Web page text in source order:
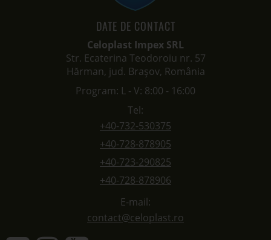
DATE DE CONTACT
Celoplast Impex SRL
Str. Ecaterina Teodoroiu nr. 57
Hărman, jud. Brașov, România
Program: L - V: 8:00 - 16:00
Tel:
+40-732-530375
+40-728-878905
+40-723-290825
+40-728-878906
E-mail:
contact@celoplast.ro